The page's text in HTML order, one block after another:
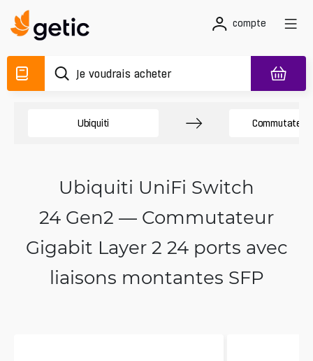
compte
Ubiquiti
Ubiquiti UniFi Switch
24 Gen2 — Commutateur
Gigabit Layer 2 24 ports avec
liaisons montantes SFP